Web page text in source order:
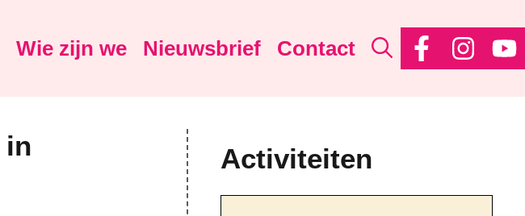
Wie zijn we Nieuwsbrief Contact
in
Activiteiten